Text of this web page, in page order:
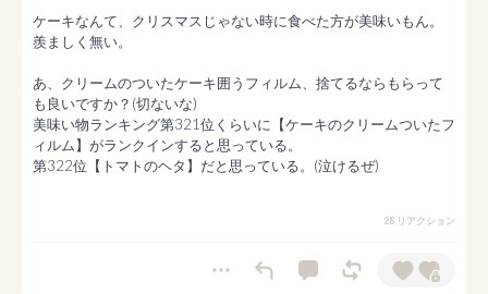
ケーキなんて、クリスマスじゃない時に食べた方が美味いもん。
羨ましく無い。
あ、クリームのついたケーキ囲うフィルム、捨てるならもらって
も良いですか？(切ないな)
美味い物ランキング第321位くらいに【ケーキのクリームついたフ
ィルム】がランクインすると思っている。
第322位【トマトのヘタ】だと思っている。(泣けるぜ)
28 リアクション